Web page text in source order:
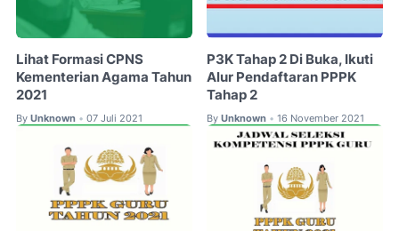
Lihat Formasi CPNS
Kementerian Agama Tahun
2021
By Unknown • 07 Juli 2021
P3K Tahap 2 Di Buka, Ikuti
Alur Pendaftaran PPPK
Tahap 2
By Unknown • 16 November 2021